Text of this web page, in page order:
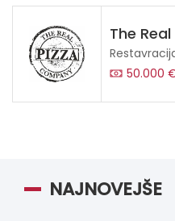
The
50.000
NAJNOVEJŠE